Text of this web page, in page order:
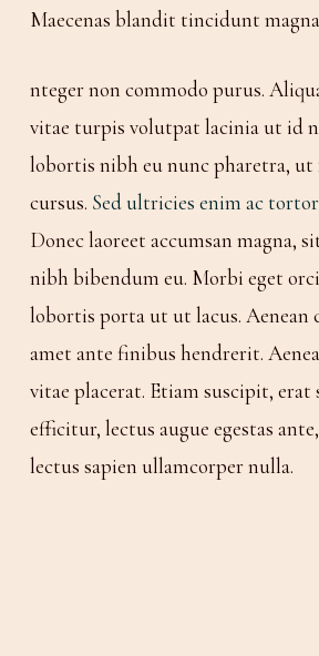
Maecenas blandit tincidunt
nteger non commodo purus.
vitae turpis volutpat lacinia ut id
lobortis nibh eu nunc pharetra,
cursus. Sed ultricies enim ac
Donec laoreet accumsan magna,
nibh bibendum eu. Morbi eget
lobortis porta ut ut lacus. Aenean
amet ante finibus hendrerit.
vitae placerat. Etiam suscipit, erat
efficitur, lectus augue egestas
lectus sapien ullamcorper nulla.